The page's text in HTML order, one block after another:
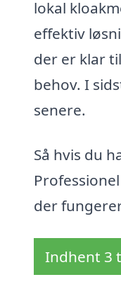
lokal
effektiv
der er klar
behov. I
senere.
Så hvis du
der
Indhent 3